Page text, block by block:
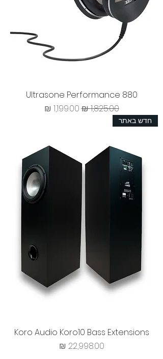
Ultrasone Performance 880
מחיר רגיל‏1,825.00 ‏₪ מחיר מבצע
חדש באתר
Koro Audio Koro10 Bass Extensions
מחיר